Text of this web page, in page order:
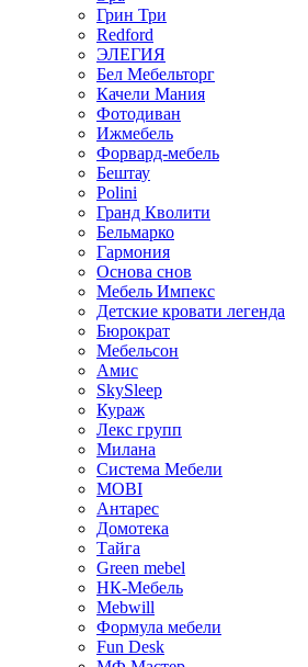
Грин Три
Redford
ЭЛЕГИЯ
Бел Мебельторг
Качели Мания
Фотодиван
Ижмебель
Форвард-мебель
Бештау
Polini
Гранд Кволити
Бельмарко
Гармония
Основа снов
Мебель Импекс
Детские кровати легенда
Бюрократ
Мебельсон
Амис
SkySleep
Кураж
Лекс групп
Милана
Система Мебели
MOBI
Антарес
Домотека
Тайга
Green mebel
НК-Мебель
Mebwill
Формула мебели
Fun Desk